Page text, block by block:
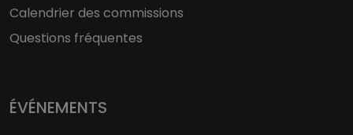
Calendrier des commissions
Questions fréquentes
ÉVÉNEMENTS